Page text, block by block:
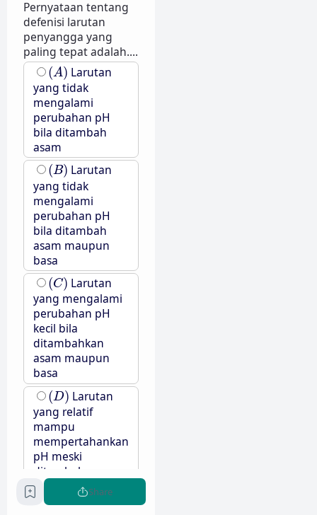
Pernyataan tentang
defenisi larutan
penyangga yang
paling tepat adalah....
(A)
(A) Larutan
yang tidak
mengalami
perubahan pH
bila ditambah
asam
(B)
(B) Larutan
yang tidak
mengalami
perubahan pH
bila ditambah
asam maupun
basa
(C)
(C) Larutan
yang mengalami
perubahan pH
kecil bila
ditambahkan
asam maupun
basa
(D)
(D) Larutan
yang relatif
mampu
mempertahankan
pH meski
ditambah asam,
basa, maupun
diencerkan
Share